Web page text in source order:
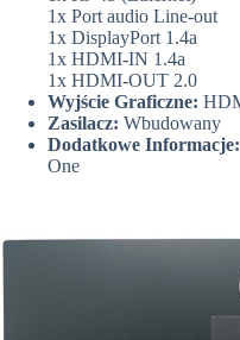
1x Port audio Line-out
1x DisplayPort 1.4a
1x HDMI-IN 1.4a
1x HDMI-OUT 2.0
Wyjście Graficzne:
Zasilacz: Wbudowany
Dodatkowe Informacje:
One